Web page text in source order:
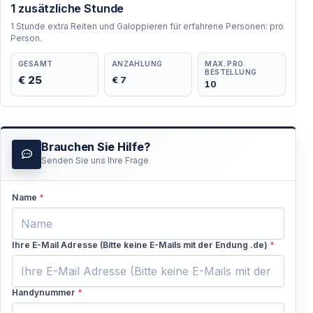
1 zusätzliche Stunde
1 Stunde extra Reiten und Galoppieren für erfahrene Personen: pro
Person.
GESAMT
€ 25
ANZAHLUNG
€ 7
MAX. PRO
BESTELLUNG
10
Brauchen Sie Hilfe?
Senden Sie uns Ihre Frage
Name *
Ihre E-Mail Adresse (Bitte keine E-Mails mit der Endung .de) *
Handynummer *